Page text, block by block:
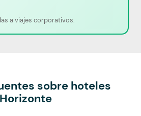
a viajes corporativos.
sobre hoteles